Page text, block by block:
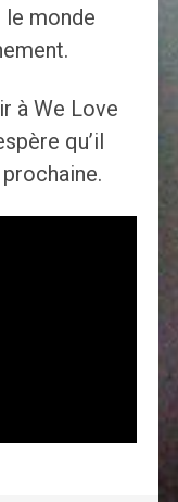
le monde
à We Love
qu’il